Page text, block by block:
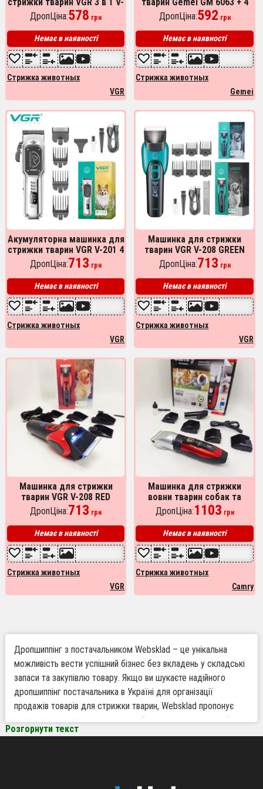
стрижки тварин VGR 3 в 1 V-
205
ДропЦіна:578 грн
Немає в наявності
Стрижка животных
VGR
тварин Gemei GM 6063 + 4
насадки грумінгу
ДропЦіна:592 грн
Немає в наявності
Стрижка животных
Gemei
Акумуляторна машинка для
стрижки тварин VGR V-201 4
насадки
ДропЦіна:713 грн
Немає в наявності
Стрижка животных
VGR
Машинка для стрижки
тварин VGR V-208 GREEN
ДропЦіна:713 грн
Немає в наявності
Стрижка животных
VGR
Машинка для стрижки
тварин VGR V-208 RED
ДропЦіна:713 грн
Немає в наявності
Стрижка животных
VGR
Машинка для стрижки
вовни тварин собак та
кішок Camry CR 2821
ДропЦіна:1103 грн
Немає в наявності
Стрижка животных
Camry
Дропшиппінг з постачальником Websklad – це унікальна
можливість вести успішний бізнес без вкладень у складські
запаси та закупівлю товару. Якщо ви шукаєте надійного
дропшиппінг постачальника в Україні для організації
продажів товарів для стрижки тварин, Websklad пропонує
вигідні умови співпраці та широкий асортимент продукції,
ідеально підходящий для інтернет магазинів. Робота по
Розгорнути текст